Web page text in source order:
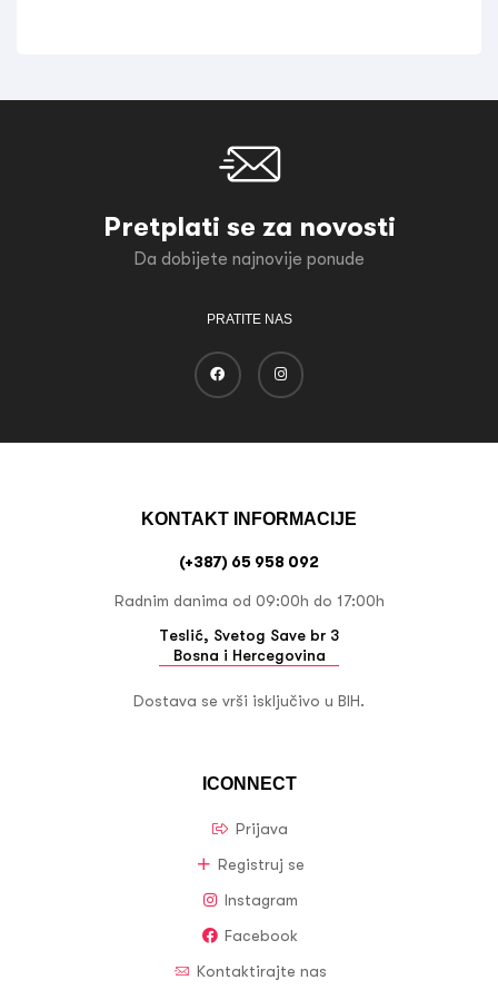
Pretplati se za novosti
Da dobijete najnovije ponude
PRATITE NAS
ICONNECT
Prijava
Registruj se
Instagram
Facebook
Kontaktirajte nas
KONTAKT INFORMACIJE
(+387) 65 958 092
Radnim danima od 09:00h do 17:00h
Teslić, Svetog Save br 3
Bosna i Hercegovina
Dostava se vrši isključivo u BIH.